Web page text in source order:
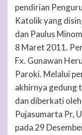
pendirian
Katolik yang
dan Paulus
8 Maret 2011.
Fx. Gunawan
Paroki. Melalui
akhirnya gedung
dan diberkati
Pujasumarta Pr,
pada 29